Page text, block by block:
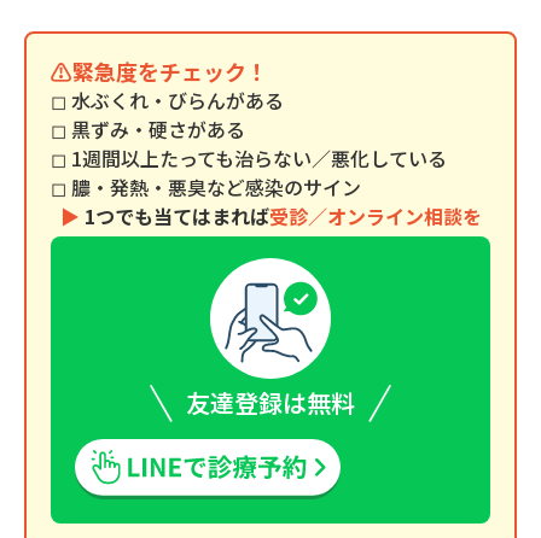
⚠️緊急度をチェック！
◻︎ 水ぶくれ・びらんがある
◻︎ 黒ずみ・硬さがある
◻︎ 1週間以上たっても治らない／悪化している
◻︎ 膿・発熱・悪臭など感染のサイン
▶︎ 1つでも当てはまれば受診／オンライン相談を
友達登録は無料